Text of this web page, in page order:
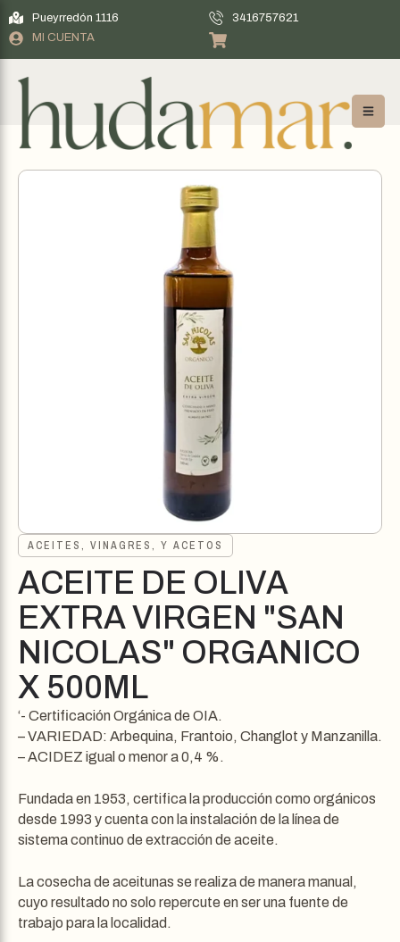
Pueyrredón 1116
3416757621
MI CUENTA
ACEITES, VINAGRES, Y ACETOS
ACEITE DE OLIVA
EXTRA VIRGEN "SAN
NICOLAS" ORGANICO
X 500ML
‘- Certificación Orgánica de OIA.
– VARIEDAD: Arbequina, Frantoio, Changlot y Manzanilla.
– ACIDEZ igual o menor a 0,4 %.
Fundada en 1953, certifica la producción como orgánicos
desde 1993 y cuenta con la instalación de la línea de
sistema continuo de extracción de aceite.
La cosecha de aceitunas se realiza de manera manual,
cuyo resultado no solo repercute en ser una fuente de
trabajo para la localidad.